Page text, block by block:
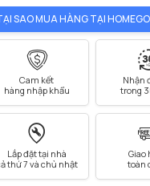
SAO MUA HÀNG TẠI
Cam kết
hàng nhập khẩu
Nhận
trong
Lắp đặt tại nhà
thứ 7 và chủ nhật
Giao
toàn